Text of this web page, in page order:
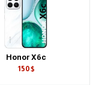
Honor X6c
150$